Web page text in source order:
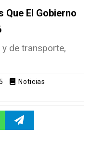
Que El Gobierno
de transporte,
Noticias